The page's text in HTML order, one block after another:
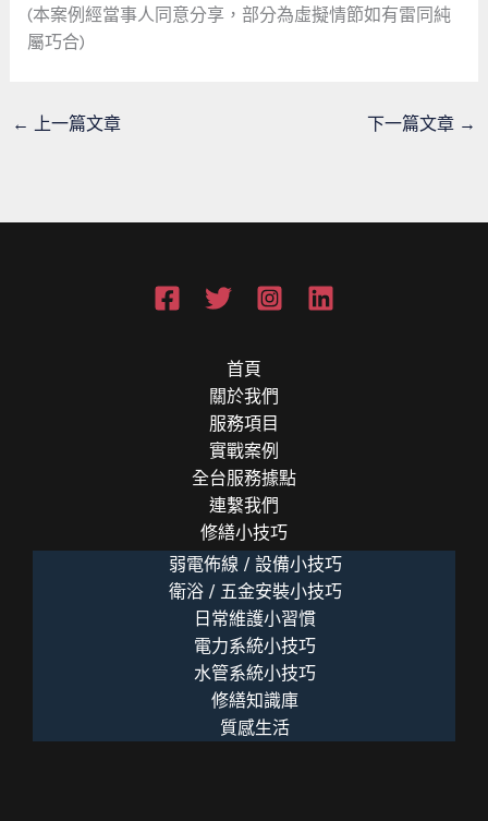
(本案例經當事人同意分享，部分為虛擬情節如有雷同純
屬巧合)
← 上一篇文章 下一篇文章 →
首頁
關於我們
服務項目
實戰案例
全台服務據點
連繫我們
修繕小技巧
弱電佈線 / 設備小技巧
衛浴 / 五金安裝小技巧
日常維護小習慣
電力系統小技巧
水管系統小技巧
修繕知識庫
質感生活